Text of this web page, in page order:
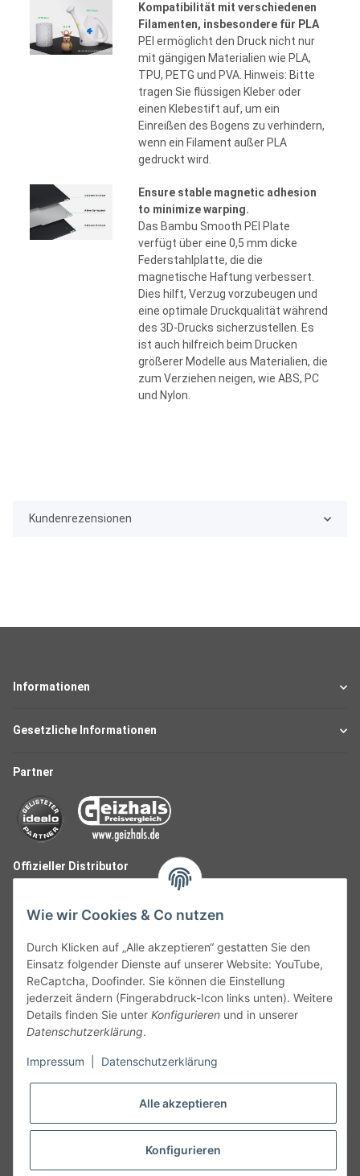
Kompatibilität mit verschiedenen
Filamenten, insbesondere für PLA
PEI ermöglicht den Druck nicht nur
mit gängigen Materialien wie PLA,
TPU, PETG und PVA. Hinweis: Bitte
tragen Sie flüssigen Kleber oder
einen Klebestift auf, um ein
Einreißen des Bogens zu verhindern,
wenn ein Filament außer PLA
gedruckt wird.
Ensure stable magnetic adhesion
to minimize warping.
Das Bambu Smooth PEI Plate
verfügt über eine 0,5 mm dicke
Federstahlplatte, die die
magnetische Haftung verbessert.
Dies hilft, Verzug vorzubeugen und
eine optimale Druckqualität während
des 3D-Drucks sicherzustellen. Es
ist auch hilfreich beim Drucken
größerer Modelle aus Materialien, die
zum Verziehen neigen, wie ABS, PC
und Nylon.
Kundenrezensionen
Informationen
Gesetzliche Informationen
Partner
Offizieller Distributor
Follow Us
Widerruf
Vertrag widerrufen
Wie wir Cookies & Co nutzen
Durch Klicken auf „Alle akzeptieren“ gestatten Sie den
Einsatz folgender Dienste auf unserer Website: YouTube,
ReCaptcha, Doofinder. Sie können die Einstellung
jederzeit ändern (Fingerabdruck-Icon links unten). Weitere
Details finden Sie unter Konfigurieren und in unserer
Datenschutzerklärung.
Impressum Datenschutzerklärung
Alle akzeptieren
Konfigurieren